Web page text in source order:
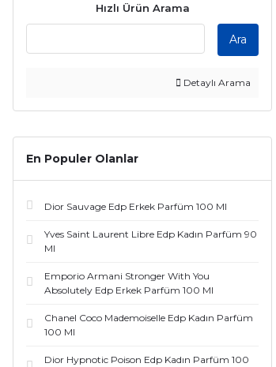
Louis Vuitton (15)
Givenchy (13)
Frederic Malle (12)
Tiziana Terenzi (12)
Amouage (11)
By Kilian (11)
Hızlı Ürün Arama
Ara
Detaylı Arama
En Populer Olanlar
Dior Sauvage Edp Erkek Parfüm 100 Ml
Yves Saint Laurent Libre Edp Kadın Parfüm 90
Ml
Emporio Armani Stronger With You
Absolutely Edp Erkek Parfüm 100 Ml
Chanel Coco Mademoiselle Edp Kadın Parfüm
100 Ml
Dior Hypnotic Poison Edp Kadın Parfüm 100